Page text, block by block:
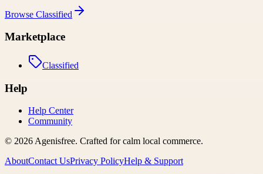
Browse Classified
Marketplace
Classified
Help
Help Center
Community
© 2026Agenisfree. Crafted for calm local commerce.
AboutContact UsPrivacy PolicyHelp & Support